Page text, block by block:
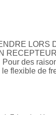
LORS
des
flexible de